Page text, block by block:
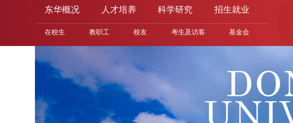
东华概况 人才培养 科学研究 招生就业
在校生 教职工 校友 考生及访客 基金会